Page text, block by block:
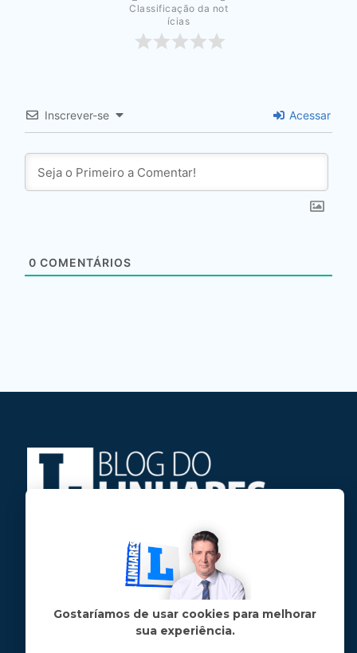
Classificação da not
ícias
Inscrever-se Acessar
0 COMENTÁRIOS
Jose Linhares Jr é maranhense.
Formado em Jornalismo, estudou filosofia
e tem pós-graduações em ciência política
e marketing político.
Gostaríamos de usar cookies para melhorar
sua experiência.